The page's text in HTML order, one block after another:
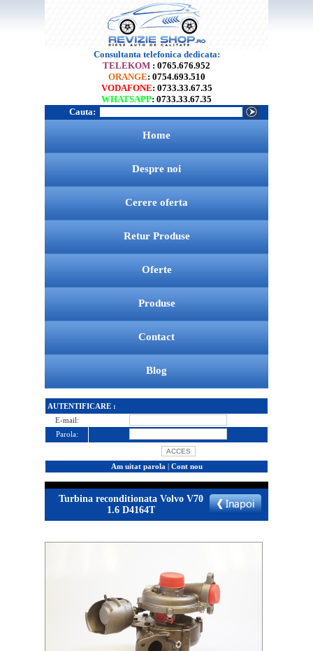
Consultanta telefonica dedicata:
TELEKOM : 0765.676.952
ORANGE: 0754.693.510
VODAFONE: 0733.33.67.35
WHATSAPP: 0733.33.67.35
Cauta:
Home
Despre noi
Cerere oferta
Retur Produse
Oferte
Produse
Contact
Blog
AUTENTIFICARE :
E-mail:
Parola:
Am uitat parola | Cont nou
Turbina reconditionata Volvo V70
1.6 D4164T